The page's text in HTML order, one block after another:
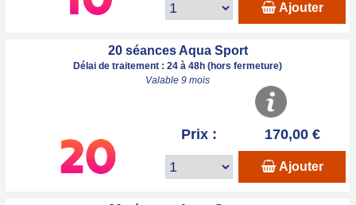
Ajouter
20 séances Aqua Sport
Délai de traitement : 24 à 48h (hors fermeture)
Valable 9 mois
Prix : 170,00 €
Ajouter